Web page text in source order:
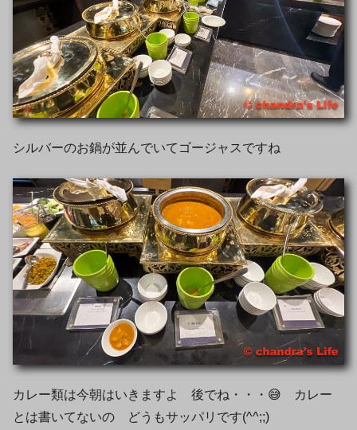
シルバーのお鍋が並んでいてゴージャスですね
カレー類は今朝はいきますよ 後でね・・・😅 カレー
とは書いてないの どうもサッパリです(^^;;)